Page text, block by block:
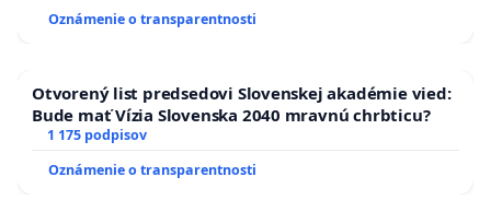
Oznámenie o transparentnosti
Otvorený list predsedovi Slovenskej akadémie vied:
Bude mať Vízia Slovenska 2040 mravnú chrbticu?
1 175 podpisov
Oznámenie o transparentnosti